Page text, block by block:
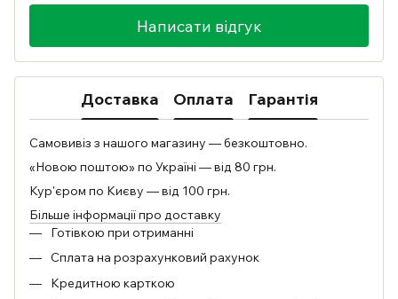
Написати відгук
Доставка Оплата Гарантія
Самовивіз з нашого магазину — безкоштовно.
«Новою поштою» по Україні — від 80 грн.
Кур'єром по Києву — від 100 грн.
Більше інформації про доставку
Готівкою при отриманні
Сплата на розрахунковий рахунок
Кредитною карткою